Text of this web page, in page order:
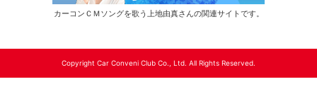
カーコンＣＭソングを歌う上地由真さんの関連サイトです。
Copyright Car Conveni Club Co., Ltd. All Rights Reserved.